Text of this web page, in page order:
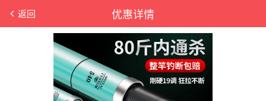
优惠详情
返回